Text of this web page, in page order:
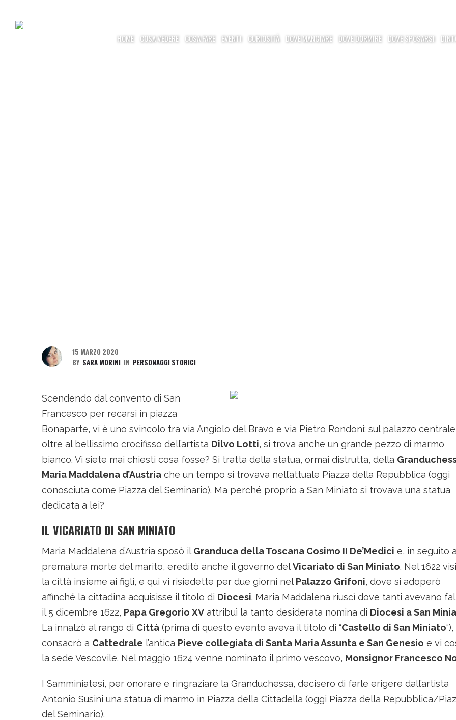
HOME COSA VEDERE COSA FARE EVENTI CURIOSITÀ DOVE MANGIARE DOVE DORMIRE DOVE SPOSARSI
15 MARZO 2020
BY SARA MORINI IN PERSONAGGI STORICI
Scendendo dal convento di San
Francesco per recarsi in piazza
Bonaparte, vi è uno svincolo tra via Angiolo del Bravo e via Pietro Rondoni: sul palazzo
oltre al bellissimo crocifisso dell’artista Dilvo Lotti, si trova anche un grande pezzo di marmo
bianco. Vi siete mai chiesti cosa fosse? Si tratta della statua, ormai distrutta, della
Maria Maddalena d’Austria che un tempo si trovava nell’attuale Piazza della Repubblica (oggi
conosciuta come Piazza del Seminario). Ma perché proprio a San Miniato si trovava una statua
dedicata a lei?
IL VICARIATO DI SAN MINIATO
Maria Maddalena d’Austria sposò il Granduca della Toscana Cosimo II De’Medici e, in seguito
prematura morte del marito, ereditò anche il governo delVicariato di San Miniato. Nel 1622
la città insieme ai figli, e qui vi risiedette per due giorni nel Palazzo Grifoni, dove si adoperò
affinché la cittadina acquisisse il titolo di Diocesi. Maria Maddalena riuscì dove tanti avevano
il 5 dicembre 1622, Papa Gregorio XV attribuì la tanto desiderata nomina di Diocesi a San
La innalzò al rango di Città (prima di questo evento aveva il titolo di “Castello di San Miniato“),
consacrò a Cattedrale l’antica Pieve collegiata di Santa Maria Assunta e San Genesio e vi
la sede Vescovile. Nel maggio 1624 venne nominato il primo vescovo, Monsignor Francesco
I Samminiatesi, per onorare e ringraziare la Granduchessa, decisero di farle erigere dall’artista
Antonio Susini una statua di marmo in Piazza della Cittadella (oggi Piazza della Repubblica/
del Seminario).